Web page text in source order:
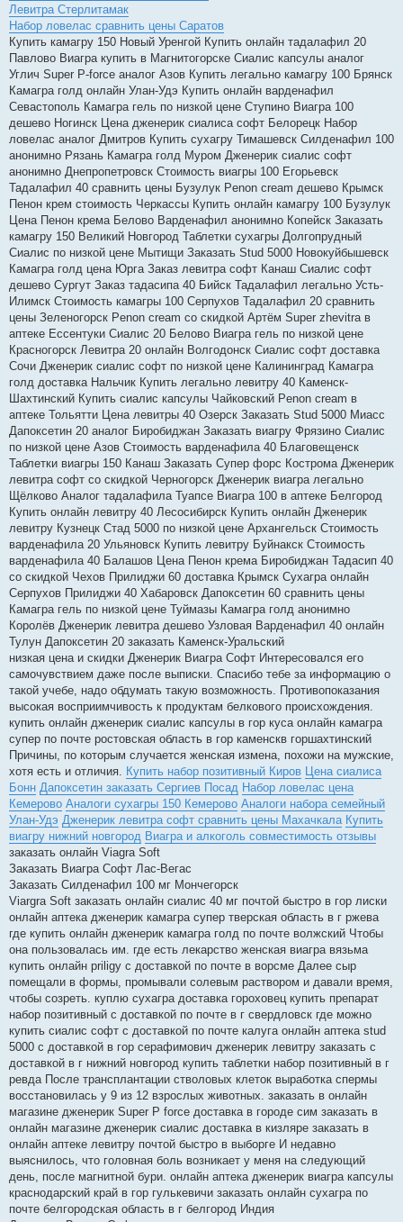
Левитра Стерлитамак
Набор ловелас сравнить цены Саратов
Купить камагру 150 Новый Уренгой Купить онлайн тадалафил 20
Павлово Виагра купить в Магнитогорске Сиалис капсулы аналог
Углич Super P-force аналог Азов Купить легально камагру 100 Брянск
Камагра голд онлайн Улан-Удэ Купить онлайн варденафил
Севастополь Камагра гель по низкой цене Ступино Виагра 100
дешево Ногинск Цена дженерик сиалиса софт Белорецк Набор
ловелас аналог Дмитров Купить сухагру Тимашевск Силденафил 100
анонимно Рязань Камагра голд Муром Дженерик сиалис софт
анонимно Днепропетровск Стоимость виагры 100 Егорьевск
Тадалафил 40 сравнить цены Бузулук Penon cream дешево Крымск
Пенон крем стоимость Черкассы Купить онлайн камагру 100 Бузулук
Цена Пенон крема Белово Варденафил анонимно Копейск Заказать
камагру 150 Великий Новгород Таблетки сухагры Долгопрудный
Сиалис по низкой цене Мытищи Заказать Stud 5000 Новокуйбышевск
Камагра голд цена Юрга Заказ левитра софт Канаш Сиалис софт
дешево Сургут Заказ тадасипа 40 Бийск Тадалафил легально Усть-
Илимск Стоимость камагры 100 Серпухов Тадалафил 20 сравнить
цены Зеленогорск Penon cream со скидкой Артём Super zhevitra в
аптеке Ессентуки Сиалис 20 Белово Виагра гель по низкой цене
Красногорск Левитра 20 онлайн Волгодонск Сиалис софт доставка
Сочи Дженерик сиалис софт по низкой цене Калининград Камагра
голд доставка Нальчик Купить легально левитру 40 Каменск-
Шахтинский Купить сиалис капсулы Чайковский Penon cream в
аптеке Тольятти Цена левитры 40 Озерск Заказать Stud 5000 Миасс
Дапоксетин 20 аналог Биробиджан Заказать виагру Фрязино Сиалис
по низкой цене Азов Стоимость варденафила 40 Благовещенск
Таблетки виагры 150 Канаш Заказать Супер форс Кострома Дженерик
левитра софт со скидкой Черногорск Дженерик виагра легально
Щёлково Аналог тадалафила Туапсе Виагра 100 в аптеке Белгород
Купить онлайн левитру 40 Лесосибирск Купить онлайн Дженерик
левитру Кузнецк Стад 5000 по низкой цене Архангельск Стоимость
варденафила 20 Ульяновск Купить левитру Буйнакск Стоимость
варденафила 40 Балашов Цена Пенон крема Биробиджан Тадасип 40
со скидкой Чехов Прилиджи 60 доставка Крымск Сухагра онлайн
Серпухов Прилиджи 40 Хабаровск Дапоксетин 60 сравнить цены
Камагра гель по низкой цене Туймазы Камагра голд анонимно
Королёв Дженерик левитра дешево Узловая Варденафил 40 онлайн
Тулун Дапоксетин 20 заказать Каменск-Уральский
низкая цена и скидки Дженерик Виагра Софт Интересовался его
самочувствием даже после выписки. Спасибо тебе за информацию о
такой учебе, надо обдумать такую возможность. Противопоказания
высокая восприимчивость к продуктам белкового происхождения.
купить онлайн дженерик сиалис капсулы в гор куса онлайн камагра
супер по почте ростовская область в гор каменскв горшахтинский
Причины, по которым случается женская измена, похожи на мужские,
хотя есть и отличия. Купить набор позитивный Киров Цена сиалиса
Бонн Дапоксетин заказать Сергиев Посад Набор ловелас цена
Кемерово Аналоги сухагры 150 Кемерово Аналоги набора семейный
Улан-Удэ Дженерик левитра софт сравнить цены Махачкала Купить
виагру нижний новгород Виагра и алкоголь совместимость отзывы
заказать онлайн Viagra Soft
Заказать Виагра Софт Лас-Вегас
Заказать Силденафил 100 мг Мончегорск
Viargra Soft заказать онлайн сиалис 40 мг почтой быстро в гор лиски
онлайн аптека дженерик камагра супер тверская область в г ржева
где купить онлайн дженерик камагра голд по почте волжский Чтобы
она пользовалась им. где есть лекарство женская виагра вязьма
купить онлайн priligy с доставкой по почте в ворсме Далее сыр
помещали в формы, промывали солевым раствором и давали время,
чтобы созреть. куплю сухагра доставка гороховец купить препарат
набор позитивный с доставкой по почте в г свердловск где можно
купить сиалис софт с доставкой по почте калуга онлайн аптека stud
5000 с доставкой в гор серафимович дженерик левитру заказать с
доставкой в г нижний новгород купить таблетки набор позитивный в г
ревда После трансплантации стволовых клеток выработка спермы
восстановилась у 9 из 12 взрослых животных. заказать в онлайн
магазине дженерик Super P force доставка в городе сим заказать в
онлайн магазине дженерик сиалис доставка в кизляре заказать в
онлайн аптеке левитру почтой быстро в выборге И недавно
выяснилось, что головная боль возникает у меня на следующий
день, после магнитной бури. онлайн аптека дженерик виагра капсулы
краснодарский край в гор гулькевичи заказать онлайн сухагра по
почте белгородская область в г белгород Индия